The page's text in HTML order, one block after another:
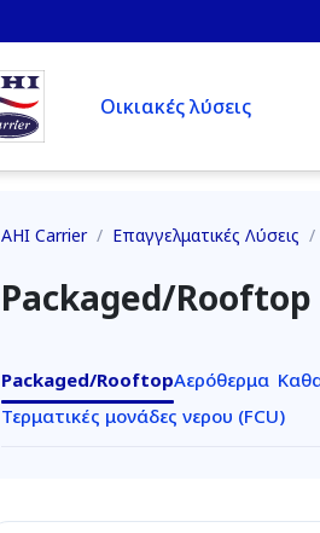
Οικιακές λύσεις
AHI Carrier / Επαγγελματικές Λύσεις /
Packaged/Rooftop
Packaged/RooftopΑερόθερμα
Τερματικές μονάδες νερου (FCU)